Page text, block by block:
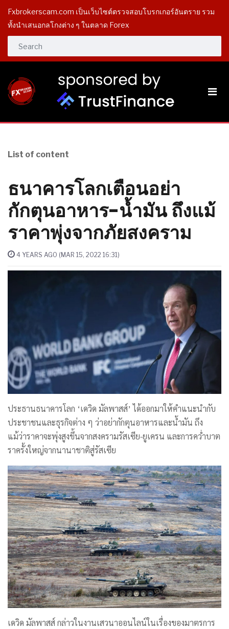
Fxbrokerscam.com เป็นเว็บไซต์ตรวจสอบโบรกเกอร์อันตราย รวม
ทั้งนำเสนอกลโกงต่าง ๆ ในตลาด Forex
List of content
ธนาคารโลกเตือนอย่า
กักตุนอาหาร-น้ำมัน ถึงแม้
ราคาพุ่งจากภัยสงคราม
4 YEARS AGO (MAR 15, 2022 16:31)
ประธานธนาคารโลก ‘เดวิด มัลพาสส์’ ได้ออกมาให้คำแนะนำกับ
ประชาชนและธุรกิจต่าง ๆ ว่าอย่ากักตุนอาหารและน้ำมัน ถึง
แม้ว่าราคาจะพุ่งสูงขึ้นจากสงครามรัสเซีย-ยูเครน และการคว่ำบาต
ราครั้งใหญ่จากนานาชาติสู่รัสเซีย
เดวิด มัลพาสส์ กล่าวในงานเสวนาออนไลน์ในเรื่องของมาตรการ